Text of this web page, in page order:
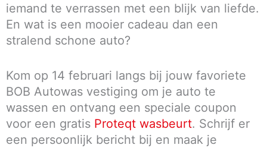
iemand te verrassen met een blijk van liefde.
En wat is een mooier cadeau dan een
stralend schone auto?
Kom op 14 februari langs bij jouw favoriete
BOB Autowas vestiging om je auto te
wassen en ontvang een speciale coupon
voor een gratis Proteqt wasbeurt. Schrijf er
een persoonlijk bericht bij en maak je